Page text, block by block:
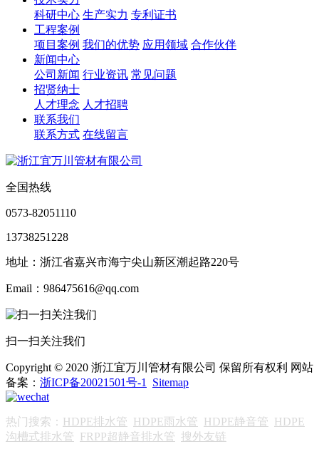
科研中心 生产实力 专利证书
工程案例
项目案例 我们的优势 应用领域 合作伙伴
新闻中心
公司新闻 行业资讯 常见问题
招贤纳士
人才理念 人才招聘
联系我们
联系方式 在线留言
全国热线
0573-82051110
13738251228
地址：浙江省嘉兴市海宁尖山新区潮起路220号
Email：986475616@qq.com
扫一扫关注我们
Copyright © 2020 浙江宜万川管材有限公司 保留所有权利 网站
备案： 浙ICP备20021501号-1 Sitemap
热门搜索： HDPE排水管 HDPE雨水管 HDPE静音管 HDPE
沟槽式排水管 FRPP超静音排水管 搜外友链